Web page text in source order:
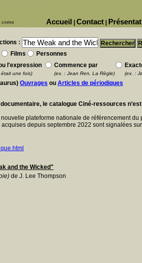
Contact
Accueil
:
Films
Personnes
l'expression Commence par
était une fois) (ex. : Jean Ren, La Règle) (ex. :
Ouvrages ou Articles de périodiques
le catalogue Ciné-ressources
plateforme nationale de référencement
depuis septembre 2022 sont signalées
and the Wicked"
de J. Lee Thompson